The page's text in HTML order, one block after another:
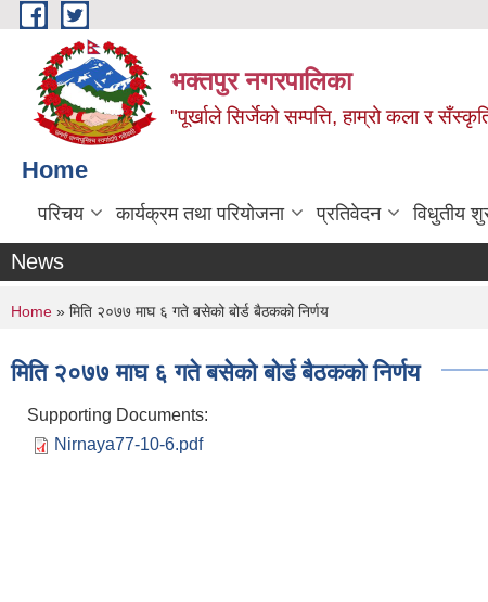
Skip to main content
भक्तपुर नगरपालिका
"पूर्खाले सिर्जेको सम्पत्ति, हाम्रो कला र
Home
परिचय कार्यक्रम तथा परियोजना प्रतिवेदन विधुतीय
News
You are here
Home » मिति २०७७ माघ ‍‍‍‍६ गते बसेको बोर्ड बैठकको निर्णय
मिति २०७७ माघ ‍‍‍‍६ गते बसेको बोर्ड बैठकको निर्णय
Supporting Documents:
Nirnaya77-10-6.pdf